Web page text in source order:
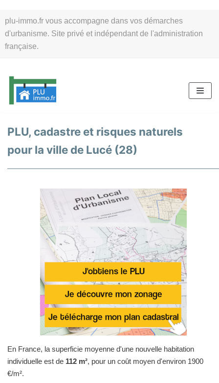
plu-immo.fr vous accompagne dans vos démarches
d'urbanisme. Site privé et indépendant de l'administration
française.
au
contenu
PLU, cadastre et risques naturels
pour la ville de Lucé (28)
En France, la superficie moyenne d'une nouvelle habitation
individuelle est de 112 m², pour un coût moyen d'environ 1900
€/m².